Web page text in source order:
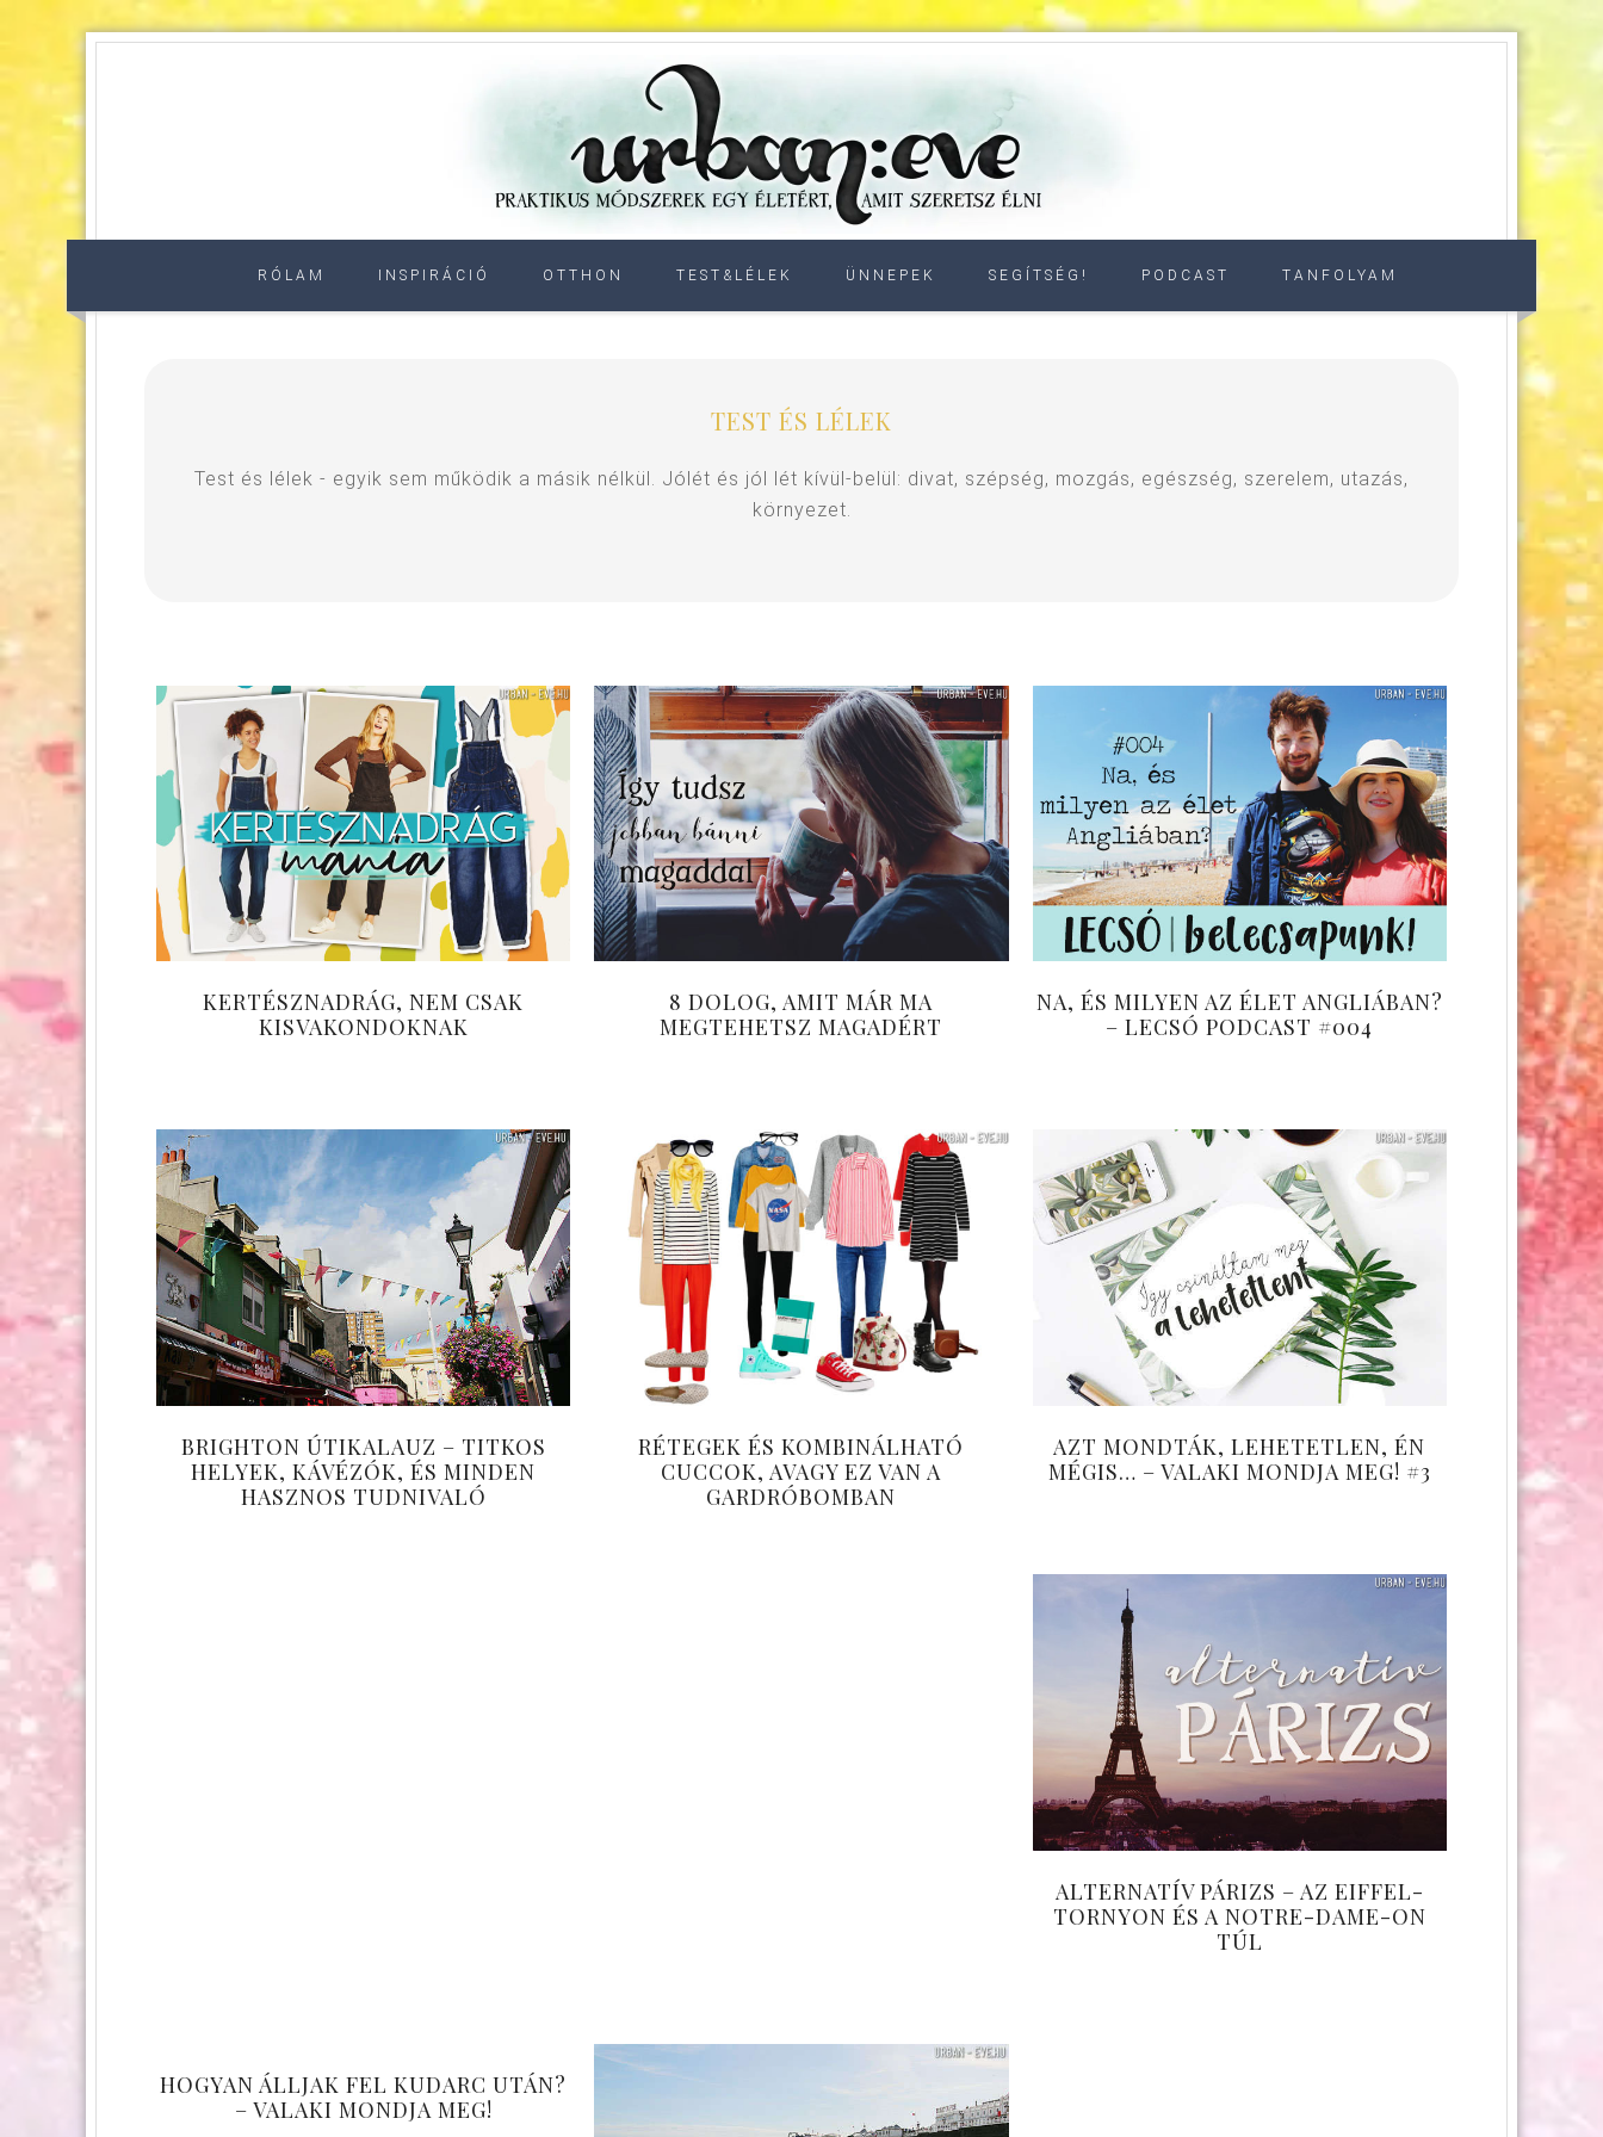
RÓLAM INSPIRÁCIÓ OTTHON TEST&LÉLEK ÜNNEPEK SEGÍTSÉG! PODCAST TANFOLYAM
TEST ÉS LÉLEK
Test és lélek - egyik sem működik a másik nélkül. Jólét és jól lét kívül-belül: divat, szépség, mozgás, egészség, szerelem, utazás,
környezet.
KERTÉSZNADRÁG, NEM CSAK
KISVAKONDOKNAK
8 DOLOG, AMIT MÁR MA
MEGTEHETSZ MAGADÉRT
NA, ÉS MILYEN AZ ÉLET ANGLIÁBAN?
– LECSÓ PODCAST #004
BRIGHTON ÚTIKALAUZ – TITKOS
HELYEK, KÁVÉZÓK, ÉS MINDEN
HASZNOS TUDNIVALÓ
RÉTEGEK ÉS KOMBINÁLHATÓ
CUCCOK, AVAGY EZ VAN A
GARDRÓBOMBAN
AZT MONDTÁK, LEHETETLEN, ÉN
MÉGIS… – VALAKI MONDJA MEG! #3
ALTERNATÍV PÁRIZS – AZ EIFFEL-
TORNYON ÉS A NOTRE-DAME-ON
TÚL
HOGYAN ÁLLJAK FEL KUDARC UTÁN?
– VALAKI MONDJA MEG!